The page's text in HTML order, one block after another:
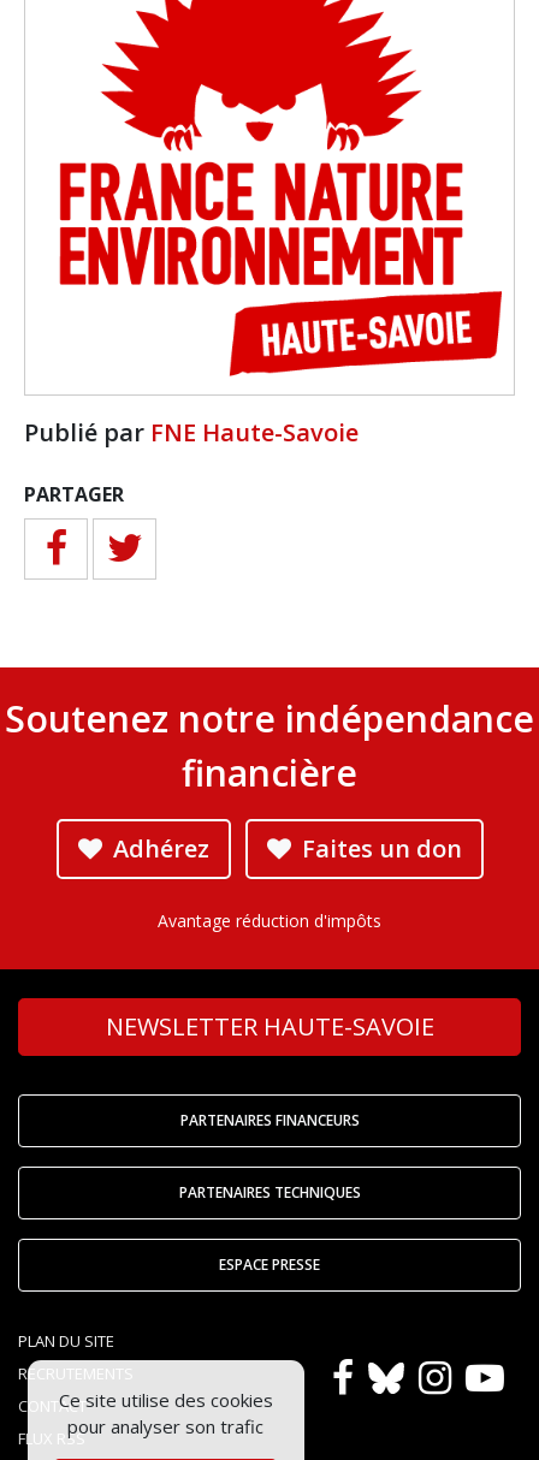
Publié par FNE Haute-Savoie
PARTAGER
Soutenez notre indépendance
financière
Adhérez Faites un don
Avantage réduction d'impôts
NEWSLETTER HAUTE-SAVOIE
PARTENAIRES FINANCEURS
PARTENAIRES TECHNIQUES
ESPACE PRESSE
PLAN DU SITE
RECRUTEMENTS
CONTACT
FLUX RSS
Ce site utilise des cookies
pour analyser son trafic